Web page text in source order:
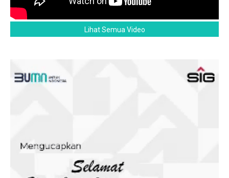
Lihat Semua Video